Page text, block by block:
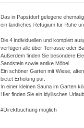
Das in Papstdorf gelegene
ein ländliches Refugium für Ruhe
Die 4 individuellen und komplett
verfügen alle über Terrasse oder
Außerdem finden Sie besondere
Sandstein sowie antike Möbel.
Ein schöner Garten mit Wiese,
bietet Erholung pur.
In einer kleinen Sauna im Garten
Hier finden Sie ein idyllisches
#Direktbuchung möglich